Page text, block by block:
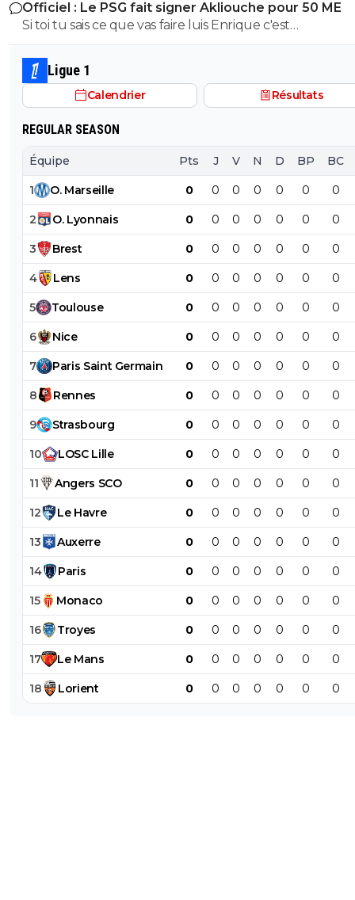
Officiel : Le PSG fait signer Akliouche pour 50 ME
Si toi tu sais ce que vas faire luis Enrique c'est
impressionnant... mais comme d habitude tu racontes
n importe quoi en essayant de retomber sur tes pieds!!
et débile depuis toujours mon simplet
Ligue 1
Calendrier Résultats
REGULAR SEASON
Équipe Pts J V N D BP BC
1 O. Marseille 0 0 0 0 0 0 0
2 O. Lyonnais 0 0 0 0 0 0 0
3 Brest 0 0 0 0 0 0 0
4 Lens 0 0 0 0 0 0 0
5 Toulouse 0 0 0 0 0 0 0
6 Nice 0 0 0 0 0 0 0
7 Paris Saint Germain 0 0 0 0 0 0 0
8 Rennes 0 0 0 0 0 0 0
9 Strasbourg 0 0 0 0 0 0 0
10 LOSC Lille 0 0 0 0 0 0 0
11 Angers SCO 0 0 0 0 0 0 0
12 Le Havre 0 0 0 0 0 0 0
13 Auxerre 0 0 0 0 0 0 0
14 Paris 0 0 0 0 0 0 0
15 Monaco 0 0 0 0 0 0 0
16 Troyes 0 0 0 0 0 0 0
17 Le Mans 0 0 0 0 0 0 0
18 Lorient 0 0 0 0 0 0 0